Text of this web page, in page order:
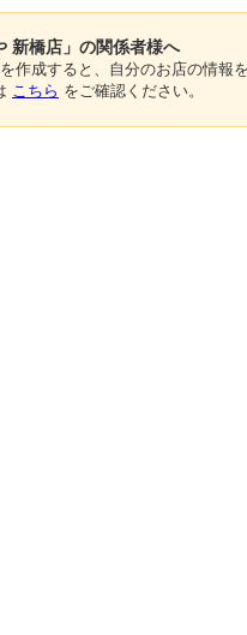
新橋店」の関係者様へ
作成すると、自分のお店の情報
こちら をご確認ください。